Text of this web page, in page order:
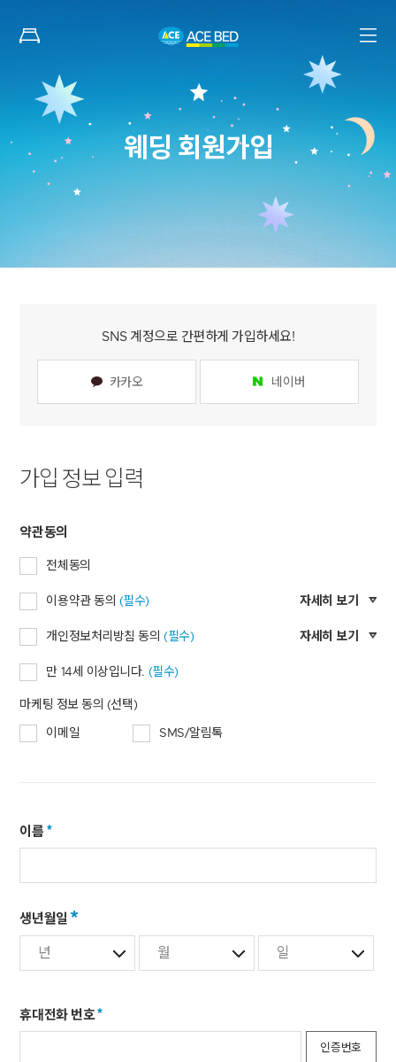
웨딩 회원가입
SNS 계정으로 간편하게 가입하세요!
카카오 네이버
가입 정보 입력
약관동의
전체동의
이용약관 동의 (필수) 자세히 보기
개인정보처리방침 동의(필수) 자세히 보기
만 14세 이상입니다. (필수)
마케팅 정보 동의 (선택)
이메일 SMS/알림톡
이름
생년월일
휴대전화 번호
인증번호